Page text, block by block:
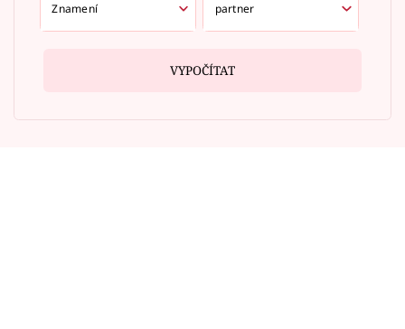
VYPOČÍTAT